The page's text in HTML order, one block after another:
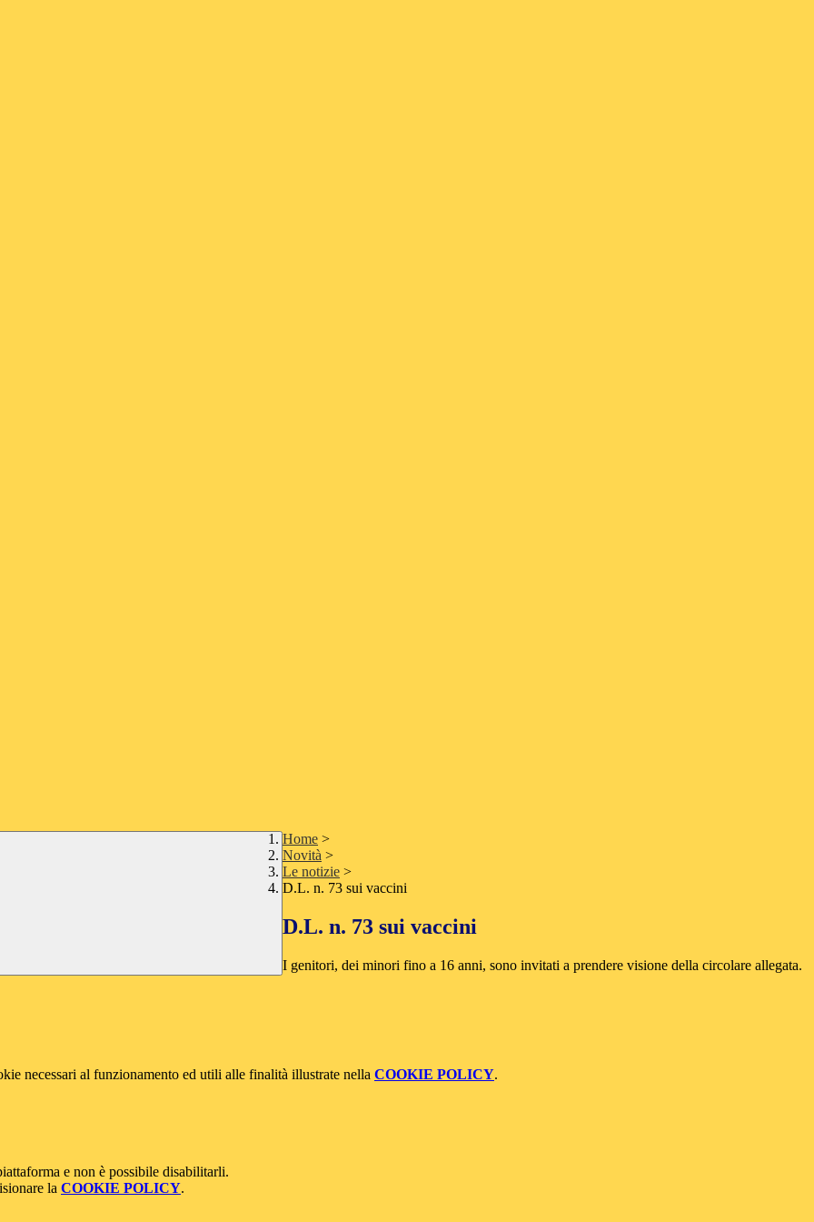
Home >
Novità >
Le notizie >
D.L. n. 73 sui vaccini
D.L. n. 73 sui vaccini
I genitori, dei minori fino a 16 anni, sono invitati a prendere visione della circolare allegata.
necessari al funzionamento ed utili alle finalità illustrate nella COOKIE POLICY.
e non è possibile disabilitarli.
la COOKIE POLICY.